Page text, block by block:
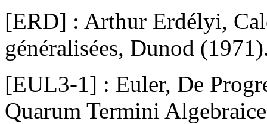
[ERD] : Arthur Erdélyi,
généralisées, Dunod
[EUL3-1] : Euler, De
Quarum Termini